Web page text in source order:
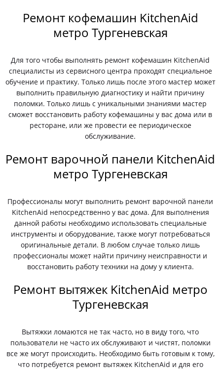
Ремонт кофемашин KitchenAid
метро Тургеневская
Для того чтобы выполнять ремонт кофемашин KitchenAid
специалисты из сервисного центра проходят специальное
обучение и практику. Только лишь после этого мастер может
выполнить правильную диагностику и найти причину
поломки. Только лишь с уникальными знаниями мастер
сможет восстановить работу кофемашины у вас дома или в
ресторане, или же провести ее периодическое
обслуживание.
Ремонт варочной панели KitchenAid
метро Тургеневская
Профессионалы могут выполнить ремонт варочной панели
KitchenAid непосредственно у вас дома. Для выполнения
данной работы необходимо использовать специальные
инструменты и оборудование, также могут потребоваться
оригинальные детали. В любом случае только лишь
профессионалы может найти причину неисправности и
восстановить работу техники на дому у клиента.
Ремонт вытяжек KitchenAid метро
Тургеневская
Вытяжки ломаются не так часто, но в виду того, что
пользователи не часто их обслуживают и чистят, поломки
все же могут происходить. Необходимо быть готовым к тому,
что потребуется ремонт вытяжек KitchenAid и для его